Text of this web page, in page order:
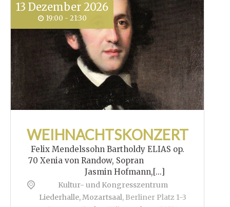
13 Dezember 2026
19:00 - 21:30
WEIHNACHTSKONZERT
Felix Mendelssohn Bartholdy ELIAS op.
70 Xenia von Randow, Sopran
Jasmin Hofmann,[...]
Kultur- und Kongresszentrum
Liederhalle, Mozartsaal, Berliner Platz 1-3